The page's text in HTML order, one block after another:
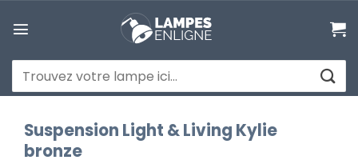
au
Recherche
pour :
Suspension Light & Living Kylie
bronze